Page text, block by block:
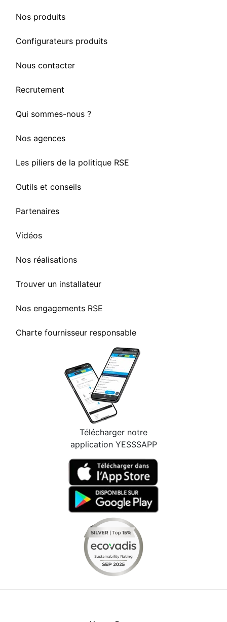
Nos produits
Configurateurs produits
Nous contacter
Recrutement
Qui sommes-nous ?
Nos agences
Les piliers de la politique RSE
Outils et conseils
Partenaires
Vidéos
Nos réalisations
Trouver un installateur
Nos engagements RSE
Charte fournisseur responsable
Télécharger notre
application YESSSAPP